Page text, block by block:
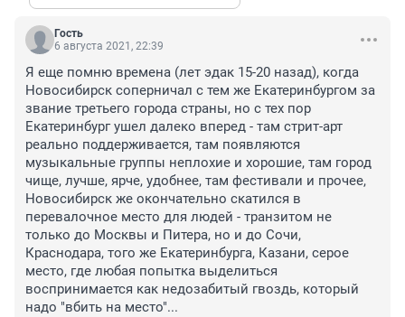
Гость
6 августа 2021, 22:39
Я еще помню времена (лет эдак 15-20 назад), когда
Новосибирск соперничал с тем же Екатеринбургом за
звание третьего города страны, но с тех пор
Екатеринбург ушел далеко вперед - там стрит-арт
реально поддерживается, там появляются
музыкальные группы неплохие и хорошие, там город
чище, лучше, ярче, удобнее, там фестивали и прочее,
Новосибирск же окончательно скатился в
перевалочное место для людей - транзитом не
только до Москвы и Питера, но и до Сочи,
Краснодара, того же Екатеринбурга, Казани, серое
место, где любая попытка выделиться
воспринимается как недозабитый гвоздь, который
надо "вбить на место"...